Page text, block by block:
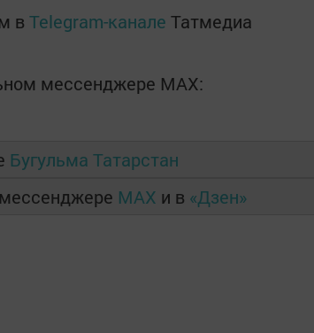
в Telegram-канале Татмедиа
мессенджере MАХ:
Бугульма Татарстан
MAX и в «Дзен»